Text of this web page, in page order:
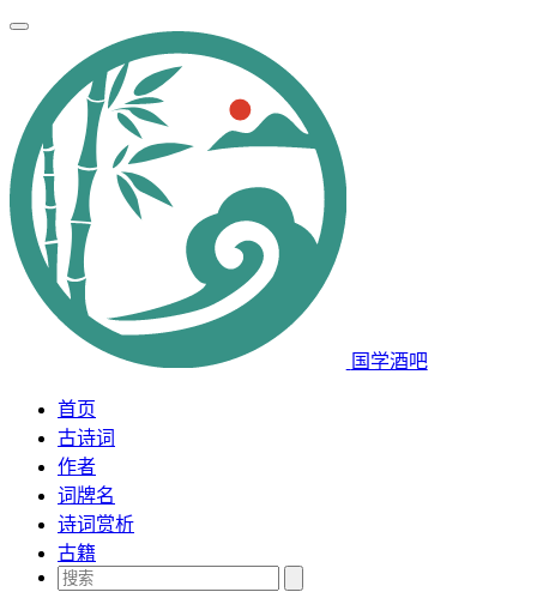
国学酒吧
首页
古诗词
作者
词牌名
诗词赏析
古籍